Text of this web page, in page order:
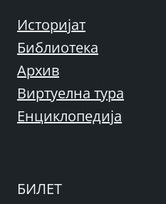
Историјат
Библиотека
Архив
Виртуелна тура
Енциклопедија
БИЛЕТ